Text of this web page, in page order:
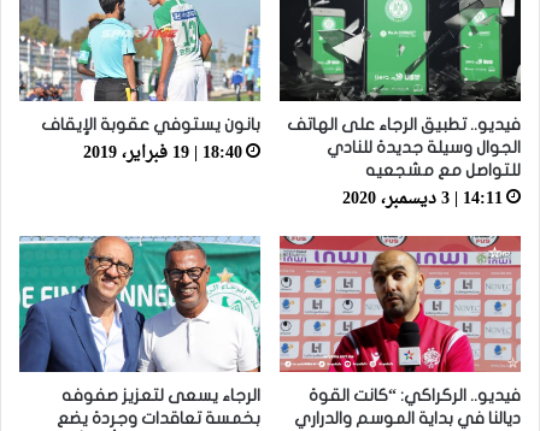
فيديو.. تطبيق الرجاء على الهاتف
الجوال وسيلة جديدة للنادي
للتواصل مع مشجعيه
14:11 | 3 ديسمبر، 2020
بانون يستوفي عقوبة الإيقاف
18:40 | 19 فبراير، 2019
فيديو.. الركراكي: “كانت القوة
ديالنا في بداية الموسم والدراري
الرجاء يسعى لتعزيز صفوفه
بخمسة تعاقدات وجردة يضع